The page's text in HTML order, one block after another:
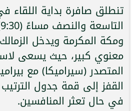
تنطلق صافرة بداية اللقاء
ومكة المكرمة ويدخل الزمالك
معنوي كبير، حيث يسعى
المتصدر (سيراميكا) مع
القفز إلى قمة جدول الترتيب
في حال تعثر المنافسين.